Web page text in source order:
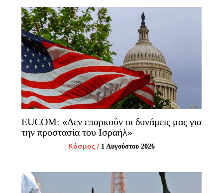
EUCOM: «Δεν επαρκούν οι δυνάμεις μας για
την προστασία του Ισραήλ»
Κόσμος / 1 Αυγούστου 2026